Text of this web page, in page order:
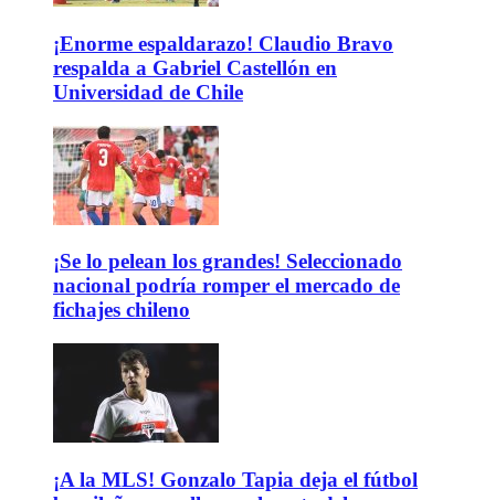
¡Enorme espaldarazo! Claudio Bravo
respalda a Gabriel Castellón en
Universidad de Chile
¡Se lo pelean los grandes! Seleccionado
nacional podría romper el mercado de
fichajes chileno
¡A la MLS! Gonzalo Tapia deja el fútbol